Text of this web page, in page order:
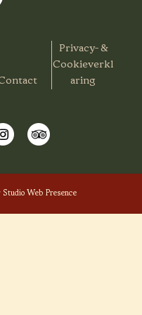
Privacy- &
Cookieverkl
aring
Studio Web Presence